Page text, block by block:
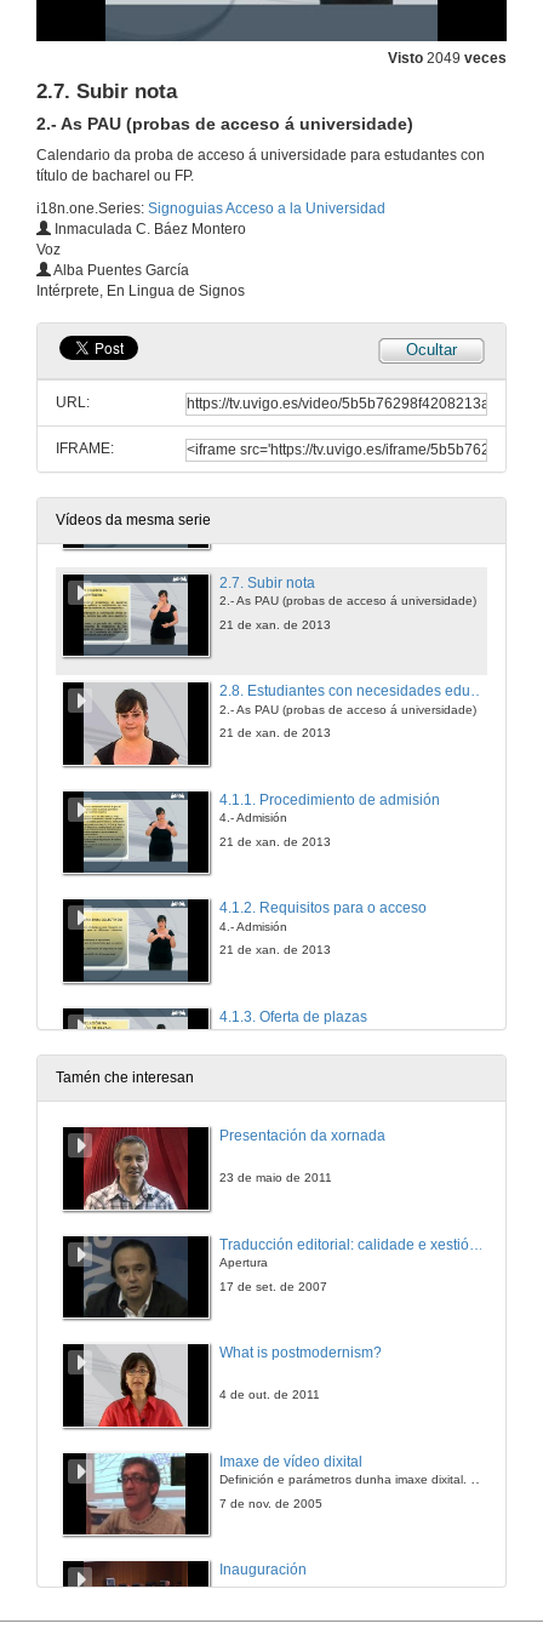
Visto 2049 veces
2.7. Subir nota
2.- As PAU (probas de acceso á universidade)
Calendario da proba de acceso á universidade para estudantes con
título de bacharel ou FP.
i18n.one.Series: Signoguias Acceso a la Universidad
Inmaculada C. Báez Montero
Voz
Alba Puentes García
Intérprete, En Lingua de Signos
Ocultar
URL:
IFRAME:
Vídeos da mesma serie
2.3.2. Estructura da proba : Fase xeral e específica
2.- As PAU (probas de acceso á universidade)
2.3.3. Estructura da proba : Notas
2.- As PAU (probas de acceso á universidade)
21 de xan. de 2013
2.5. Método de calificación
2.- As PAU (probas de acceso á universidade)
21 de xan. de 2013
2.6. Reclamación segunda corrección
2.7. Subir nota
2.- As PAU (probas de acceso á universidade)
21 de xan. de 2013
2.8. Estudiantes con necesidades educativas especiais
2.- As PAU (probas de acceso á universidade)
21 de xan. de 2013
4.1.1. Procedimiento de admisión
4.- Admisión
21 de xan. de 2013
4.1.2. Requisitos para o acceso
4.- Admisión
21 de xan. de 2013
4.1.3. Oferta de plazas
4.- Admisión
21 de xan. de 2013
4.1.4. Orden de prelación
4.- Admisión
4.- Admisión
4.- Admisión
4.5. Outras Universidades
4.- Admisión
Tamén che interesan
Presentación da xornada
23 de maio de 2011
Apertura
17 de set. de 2007
What is postmodernism?
4 de out. de 2011
Imaxe de vídeo dixital
Definición e parámetros dunha imaxe dixital. Resolución e Aspecto. Profundidade da cor. Compresión. Frame por segundo. Entrelazado. Campos, cadros
7 de nov. de 2005
Inauguración